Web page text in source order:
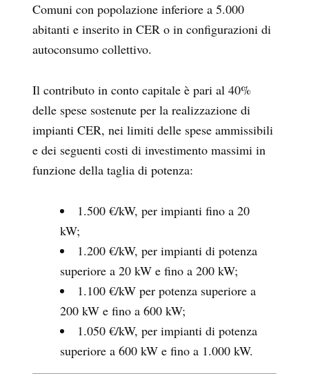
Comuni con popolazione inferiore a 5.000
abitanti e inserito in CER o in configurazioni di
autoconsumo collettivo.
Il contributo in conto capitale è pari al 40%
delle spese sostenute per la realizzazione di
impianti CER, nei limiti delle spese ammissibili
e dei seguenti costi di investimento massimi in
funzione della taglia di potenza:
1.500 €/kW, per impianti fino a 20
kW;
1.200 €/kW, per impianti di potenza
superiore a 20 kW e fino a 200 kW;
1.100 €/kW per potenza superiore a
200 kW e fino a 600 kW;
1.050 €/kW, per impianti di potenza
superiore a 600 kW e fino a 1.000 kW.